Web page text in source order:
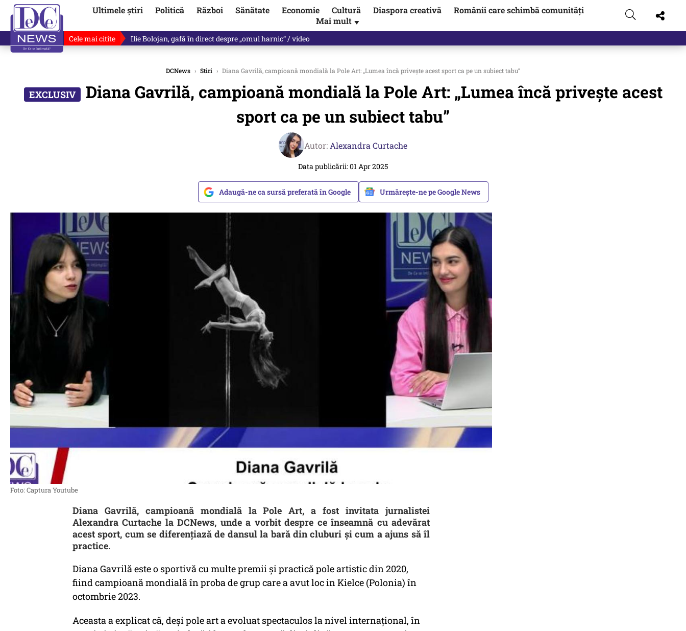
Ultimele știri Politică Război Sănătate Economie Cultură Diaspora creativă
Românii care schimbă comunități
Mai mult ▼
Cele mai citite Ilie Bolojan, gafă în direct despre „omul harnic“ / video
DCNews › Stiri › Diana Gavrilă, campioană mondială la Pole Art: „Lumea încă privește acest sport ca pe un subiect tabu”
Diana Gavrilă, campioană mondială la Pole Art: „Lumea încă privește acest
sport ca pe un subiect tabu”
Autor: Alexandra Curtache
Data publicării: 01 Apr 2025
Adaugă-ne ca sursă preferată în Google Urmărește-ne pe Google News
Foto: Captura Youtube
Diana Gavrilă, campioană mondială la Pole Art, a fost invitata jurnalistei
Alexandra Curtache la DCNews, unde a vorbit despre ce înseamnă cu adevărat
acest sport, cum se diferențiază de dansul la bară din cluburi și cum a ajuns să îl
practice.
Diana Gavrilă este o sportivă cu multe premii și practică pole artistic din 2020,
fiind campioană mondială în proba de grup care a avut loc in Kielce (Polonia) în
octombrie 2023.
Aceasta a explicat că, deși pole art a evoluat spectaculos la nivel internațional, în